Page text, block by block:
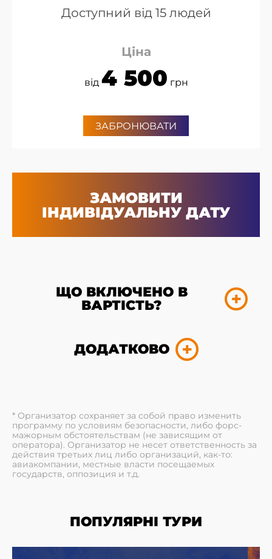
Доступний від 15 людей
Ціна
від 4 500 грн
ЗАБРОНЮВАТИ
ЗАМОВИТИ
ІНДИВІДУАЛЬНУ ДАТУ
ЩО ВКЛЮЧЕНО В
ВАРТІСТЬ?
ДОДАТКОВО
* Организатор сохраняет за собой право изменить
программу по условиям безопасности, либо форс-
мажорным обстоятельствам (не зависящим от
оператора). Организатор не несет ответственность за
действия третьих лиц либо организаций, как-то:
авиакомпании, местные власти посещаемых
государств, оппозиция и т.д.
ПОПУЛЯРНІ ТУРИ